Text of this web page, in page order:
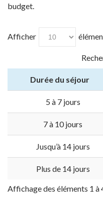
budget.
Afficher
Durée du séjour
5 à 7 jours
7 à 10 jours
Jusqu’à 14 jours
Plus de 14 jours
Affichage des éléments 1 à